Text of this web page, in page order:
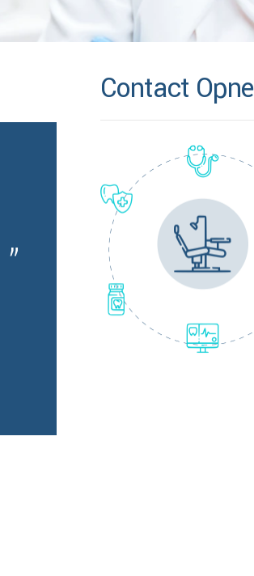
Contact